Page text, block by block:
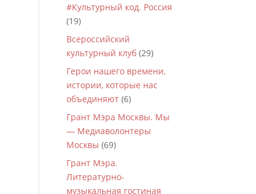
#Культурный код. Россия
(19)
Всероссийский
культурный клуб (29)
Герои нашего времени,
истории, которые нас
объединяют (6)
Грант Мэра Москвы. Мы
— Медиаволонтеры
Москвы (69)
Грант Мэра.
Литературно-
музыкальная гостиная